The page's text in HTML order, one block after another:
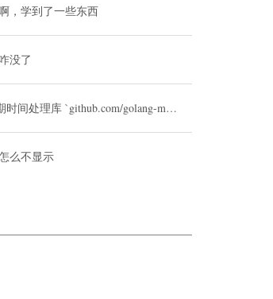
，学到了一些东西
没了
间处理库 `github.com/golang-module/...
么不显示